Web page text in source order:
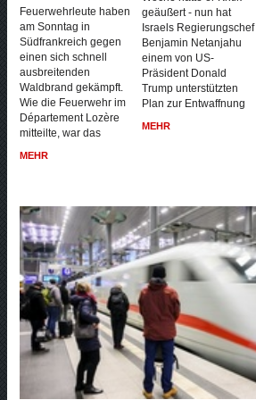
Feuerwehrleute haben
am Sonntag in
Südfrankreich gegen
einen sich schnell
ausbreitenden
Waldbrand gekämpft.
Wie die Feuerwehr im
Département Lozère
mitteilte, war das
MEHR
geäußert - nun hat
Israels Regierungschef
Benjamin Netanjahu
einem von US-
Präsident Donald
Trump unterstützten
Plan zur Entwaffnung
MEHR